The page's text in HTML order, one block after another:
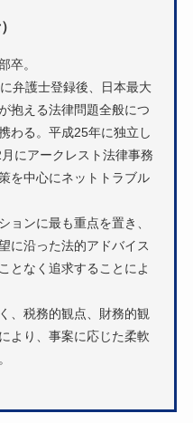
卒。
弁護士登録後、日本最大
抱える法律問題全般につ
わる。平成25年に独立し
にアークレスト法律事務
を中心にネットトラブル
ョンに最も重点を置き、
に沿った法的アドバイス
となく追求することによ
、税務的観点、財務的観
より、事案に応じた柔軟